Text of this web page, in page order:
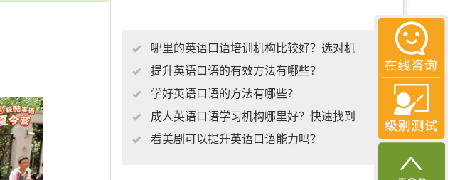
哪里的英语口语培训机构比较好？选对机
提升英语口语的有效方法有哪些？
学好英语口语的方法有哪些？
成人英语口语学习机构哪里好？快速找到
看美剧可以提升英语口语能力吗？